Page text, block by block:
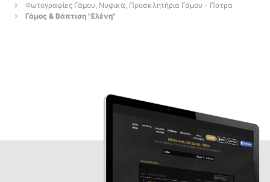
Φωτογραφίες Γάμου, Νυφικά, Προσκλητήρια Γάμου - Πατρα
Γάμος & Βάπτιση "Ελένη"